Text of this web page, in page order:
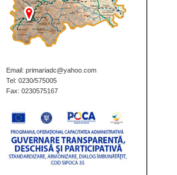
Email: primariadc@yahoo.com
Tel: 0230/575005
Fax: 0230575167